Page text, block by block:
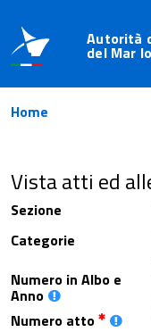
Autorità
del Mar
Home
Vista atti ed
Sezione
Categorie
Numero in Albo e
Anno
Numero atto